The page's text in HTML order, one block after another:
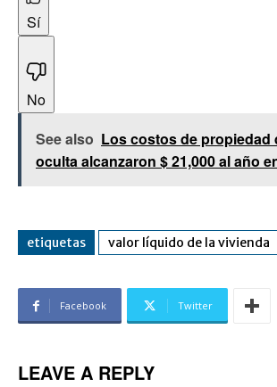
Sí
No
See also Los costos de propiedad
oculta alcanzaron $ 21,000 al año
etiquetas valor líquido de la vivienda
Facebook Twitter
LEAVE A REPLY